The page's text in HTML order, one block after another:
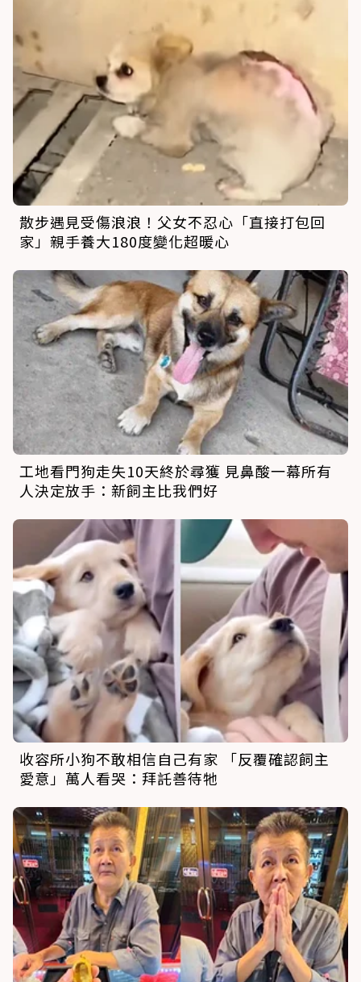
散步遇見受傷浪浪！父女不忍心「直接打包回
家」親手養大180度變化超暖心
工地看門狗走失10天終於尋獲 見鼻酸一幕所有
人決定放手：新飼主比我們好
收容所小狗不敢相信自己有家 「反覆確認飼主
愛意」萬人看哭：拜託善待牠